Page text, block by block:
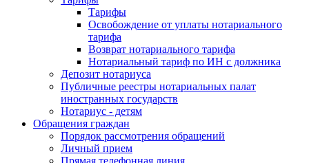
Тарифы
Освобождение от уплаты нотариального
тарифа
Возврат нотариального тарифа
Нотариальный тариф по ИН с должника
Депозит нотариуса
Публичные реестры нотариальных палат
иностранных государств
Нотариус - детям
Обращения граждан
Порядок рассмотрения обращений
Личный прием
Прямая телефонная линия